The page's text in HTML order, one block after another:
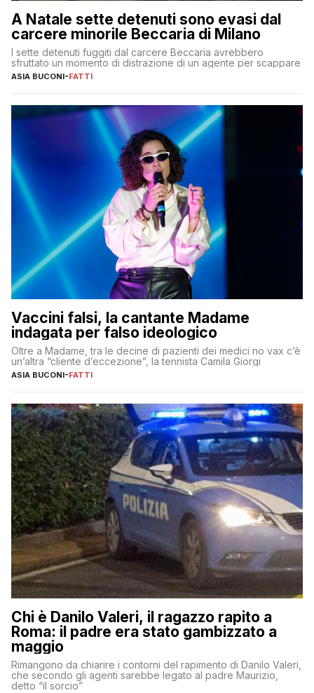
A Natale sette detenuti sono evasi dal
carcere minorile Beccaria di Milano
I sette detenuti fuggiti dal carcere Beccaria avrebbero
sfruttato un momento di distrazione di un agente per scappare
ASIA BUCONI-FATTI
Vaccini falsi, la cantante Madame
indagata per falso ideologico
Oltre a Madame, tra le decine di pazienti dei medici no vax c’è
un’altra “cliente d’eccezione”, la tennista Camila Giorgi
ASIA BUCONI-FATTI
Chi è Danilo Valeri, il ragazzo rapito a
Roma: il padre era stato gambizzato a
maggio
Rimangono da chiarire i contorni del rapimento di Danilo Valeri,
che secondo gli agenti sarebbe legato al padre Maurizio,
detto “il sorcio”